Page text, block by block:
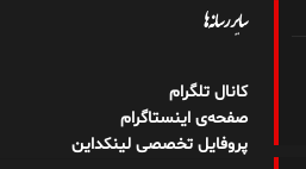
سایر رسانه‌ها
کانال تلگرام
صفحه‌ی اینستاگرام
پروفایل تخصصی لینکداین